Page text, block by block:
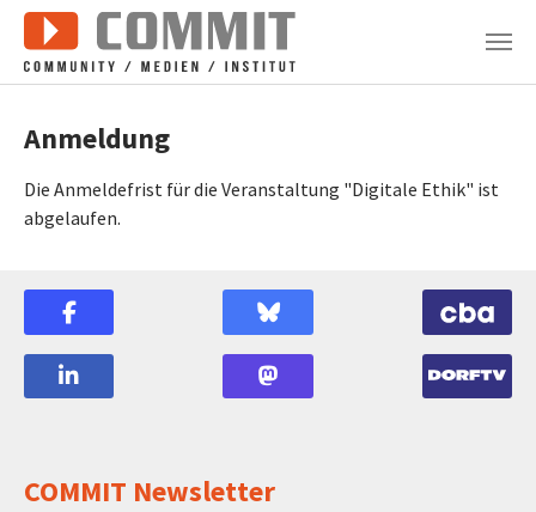
Zum Hauptinhalt springen
Anmeldung
Die Anmeldefrist für die Veranstaltung "Digitale Ethik" ist
abgelaufen.
COMMIT Newsletter